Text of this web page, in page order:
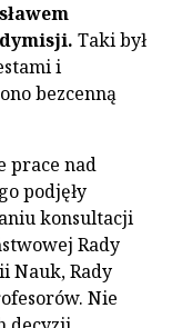
Taki był
i
bezcenną
prace nad
podjęły
konsultacji
Rady
Nauk, Rady
Nie